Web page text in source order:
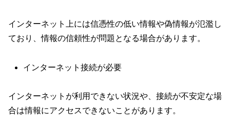
インターネット上には信憑性の低い情報や偽情報が氾濫し
ており、情報の信頼性が問題となる場合があります。
インターネット接続が必要
インターネットが利用できない状況や、接続が不安定な場
合は情報にアクセスできないことがあります。